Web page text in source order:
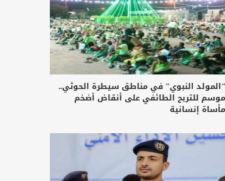
"المولد النبوي" في مناطق سيطرة الحوثي..
موسم للتربح الطائفي على أنقاض أضخم
مأساة إنسانية